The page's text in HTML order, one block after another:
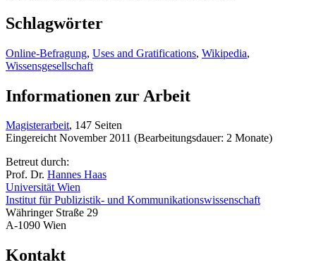
Schlagwörter
Online-Befragung, Uses and Gratifications, Wikipedia,
Wissensgesellschaft
Informationen zur Arbeit
Magisterarbeit, 147 Seiten
Eingereicht November 2011 (Bearbeitungsdauer: 2 Monate)
Betreut durch:
Prof. Dr. Hannes Haas
Universität Wien
Institut für Publizistik- und Kommunikationswissenschaft
Währinger Straße 29
A-1090 Wien
Kontakt